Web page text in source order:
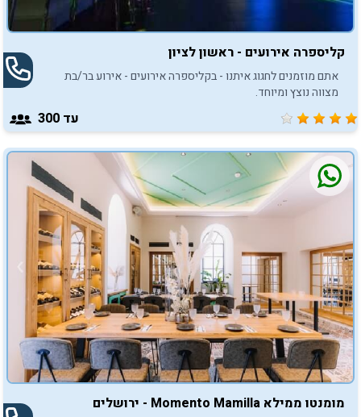
קליספרה אירועים - ראשון לציון
אתם מוזמנים לחגוג איתנו - בקליספרה אירועים - אירוע בר/בת
מצווה נוצץ ומיוחד.
עד 300
מומנטו ממילא Momento Mamilla - ירושלים